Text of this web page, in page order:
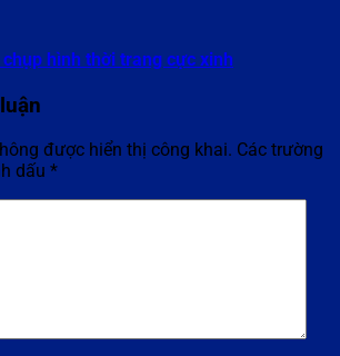
hình thời trang cực xinh
được hiển thị công khai. Các trường
dấu *